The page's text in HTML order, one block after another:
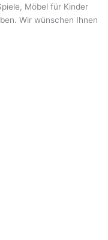
Möbel für Kinder
Wir wünschen Ihnen